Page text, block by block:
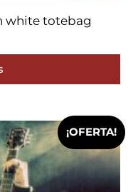
white totebag
¡OFERTA!